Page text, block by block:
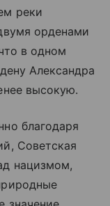
реки
орденами
в одном
Александра
высокую.
благодаря
Советская
нацизмом,